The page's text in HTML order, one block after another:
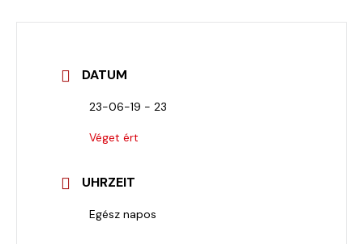
DATUM
23-06-19 - 23
Véget ért
UHRZEIT
Egész napos